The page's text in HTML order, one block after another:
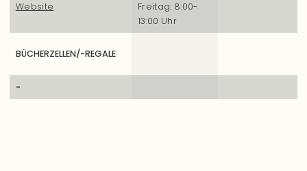
Website
Freitag: 8:00-
13:00 Uhr
BÜCHERZELLEN/-REGALE
-